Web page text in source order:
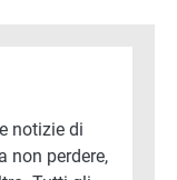
notizie di
non perdere,